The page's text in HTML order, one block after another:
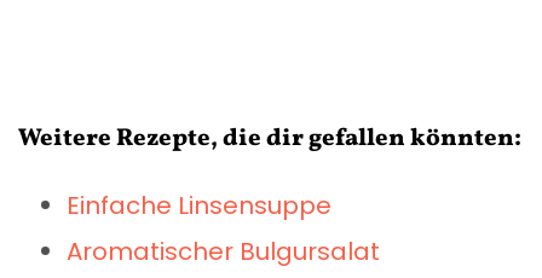
Weitere Rezepte, die dir gefallen könnten:
Einfache Linsensuppe
Aromatischer Bulgursalat